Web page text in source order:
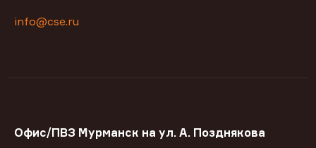
info@cse.ru
Офис/ПВЗ Мурманск на ул. А. Позднякова